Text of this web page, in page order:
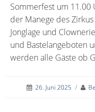
Sommerfest um
der Manege des
Jonglage und
und Bastelangeboten
werden alle Gäste ob
26. Juni 2025 /